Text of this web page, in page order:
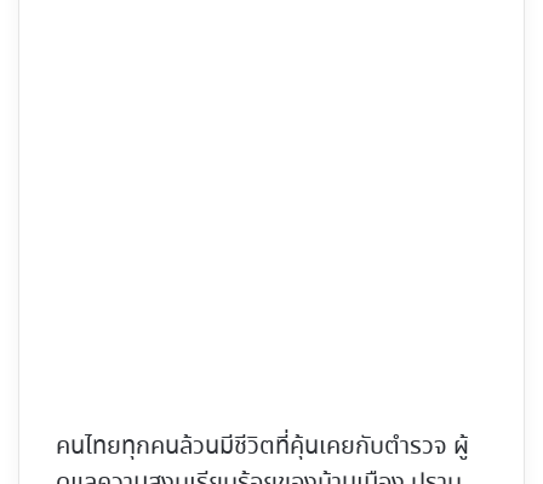
คนไทยทุกคนล้วนมีชีวิตที่คุ้นเคยกับตำรวจ ผู้